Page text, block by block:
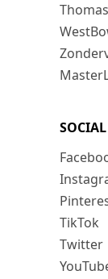
SOCIAL
TikTok
Twitter